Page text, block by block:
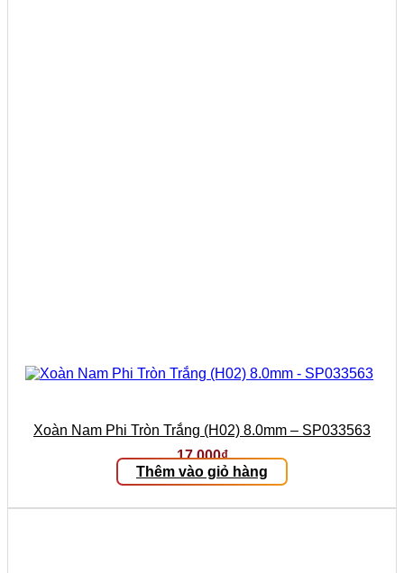
Xoàn Nam Phi Tròn Trắng (H02) 8.0mm – SP033563
17.000₫
Thêm vào giỏ hàng